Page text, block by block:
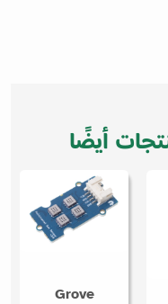
أيضًا
Grove